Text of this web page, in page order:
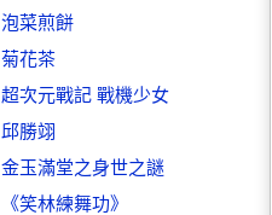
泡菜煎餅
菊花茶
超次元戰記 戰機少女
邱勝翊
金玉滿堂之身世之謎
《笑林練舞功》